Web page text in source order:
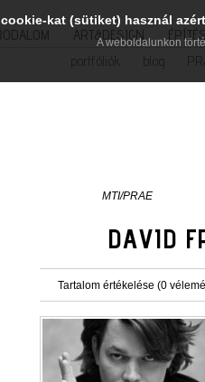
ART&DESIGN
portfóliók
MTI/PRAE
DAVID
Tartalom értékelése (0
cookie-kat (sütiket) használ
A weboldalunkon